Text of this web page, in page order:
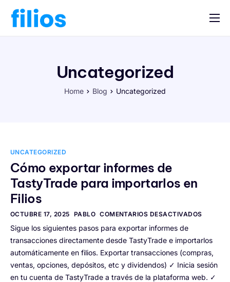
Opiniones
Guía fiscalUncategorized
Home Blog Uncategorized
UNCATEGORIZED
Cómo exportar informes de
TastyTrade para importarlos en
Filios
OCTUBRE 17, 2025 PABLO COMENTARIOS DESACTIVADOS
Sigue los siguientes pasos para exportar informes de
transacciones directamente desde TastyTrade e importarlos
automáticamente en filios. Exportar transacciones (compras,
ventas, opciones, depósitos, etc y dividendos) ✓ Inicia sesión
en tu cuenta de TastyTrade a través de la plataforma web. ✓